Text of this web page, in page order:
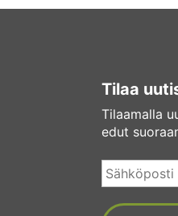
Tilaa
Tilaamalla
edut
Sähköposti